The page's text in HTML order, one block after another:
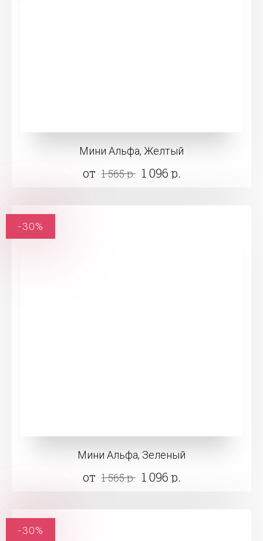
Мини Альфа, Желтый
от 1 565 р. 1 096 р.
Мини Альфа, Зеленый
от 1 565 р. 1 096 р.
-30%
-30%